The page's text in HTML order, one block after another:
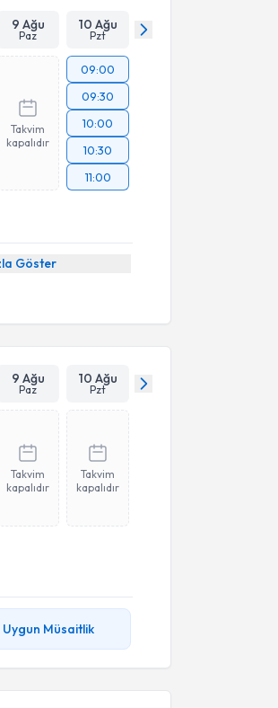
9 Ağu
Paz
10 Ağu
Pzt
Takvim
kapalıdır
09:00
09:30
10:00
10:30
11:00
Göster
9 Ağu
Paz
10 Ağu
Pzt
Takvim
kapalıdır
Takvim
kapalıdır
Uygun Müsaitlik